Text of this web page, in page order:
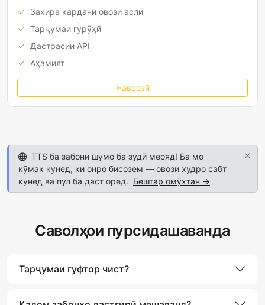
Захира кардани овози аслӣ
Тарҷумаи гурӯҳӣ
Дастрасии API
Аҳамият
Навсозӣ
TTS ба забони шумо ба зудӣ меояд! Ба мо
кӯмак кунед, ки онро бисозем — овози худро сабт
кунед ва пул ба даст оред. Бештар омӯхтан →
Саволҳои пурсидашаванда
Тарҷумаи гуфтор чист?